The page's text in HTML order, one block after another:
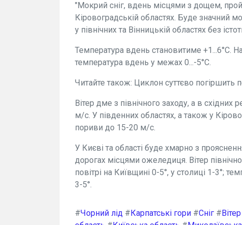
"Мокрий сніг, вдень місцями з дощем,
Кіровоградській областях. Буде значний
у північних та Вінницькій областях без
Температура вдень становитиме +1...6°С.
температура вдень у межах 0...-5°С.
Читайте також: Циклон суттєво погіршить
Вітер дме з північного заходу, а в східних
м/с. У південних областях, а також у
пориви до 15-20 м/с.
У Києві та області буде хмарно з
дорогах місцями ожеледиця. Вітер
повітрі на Київщині 0-5°, у столиці 1-3°;
3-5°.
#Чорний лід #Карпатські гори #Сніг #Вітер